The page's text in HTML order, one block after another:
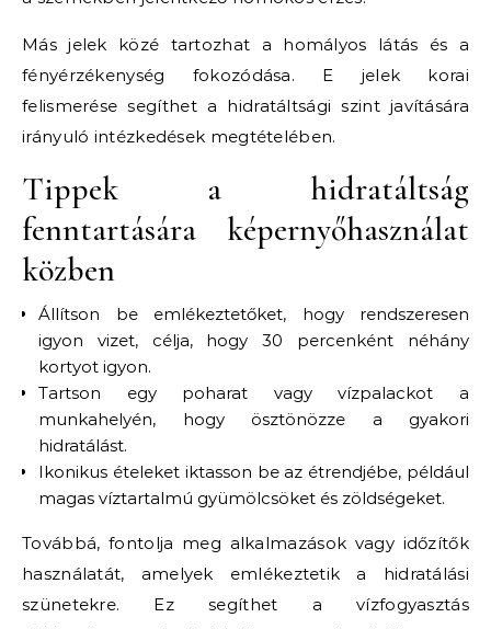
Más jelek közé tartozhat a homályos látás és a
fényérzékenység fokozódása. E jelek korai
felismerése segíthet a hidratáltsági szint javítására
irányuló intézkedések megtételében.
Tippek a hidratáltság
fenntartására képernyőhasználat
közben
Állítson be emlékeztetőket, hogy rendszeresen
igyon vizet, célja, hogy 30 percenként néhány
kortyot igyon.
Tartson egy poharat vagy vízpalackot a
munkahelyén, hogy ösztönözze a gyakori
hidratálást.
Ikonikus ételeket iktasson be az étrendjébe, például
magas víztartalmú gyümölcsöket és zöldségeket.
Továbbá, fontolja meg alkalmazások vagy időzítők
használatát, amelyek emlékeztetik a hidratálási
szünetekre. Ez segíthet a vízfogyasztás